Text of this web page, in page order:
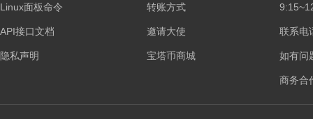
Linux面板命令
API接口文档
隐私声明
转账方式
邀请大使
宝塔币商城
联系电
如有问
商务合